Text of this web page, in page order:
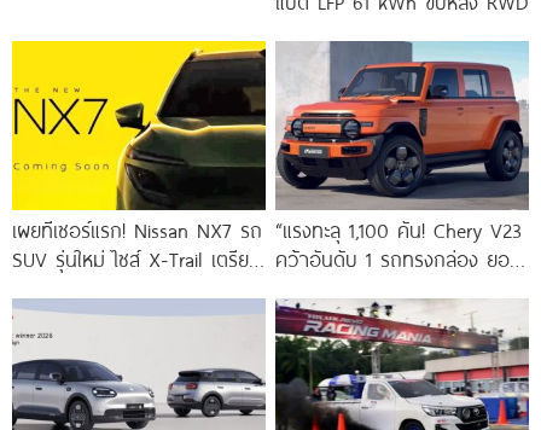
เผยทีเซอร์แรก! Nissan NX7 รถ
SUV รุ่นใหม่ ไซส์ X-Trail เตรียม
“แรงทะลุ 1,100 คัน! Chery V23
คว้าอันดับ 1 รถทรงกล่อง ยอด
ทะยานติด Top